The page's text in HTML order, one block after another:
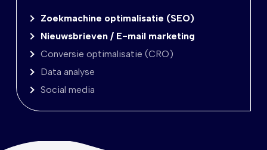
Zoekmachine optimalisatie (SEO)
Nieuwsbrieven / E-mail marketing
Conversie optimalisatie (CRO)
Data analyse
Social media